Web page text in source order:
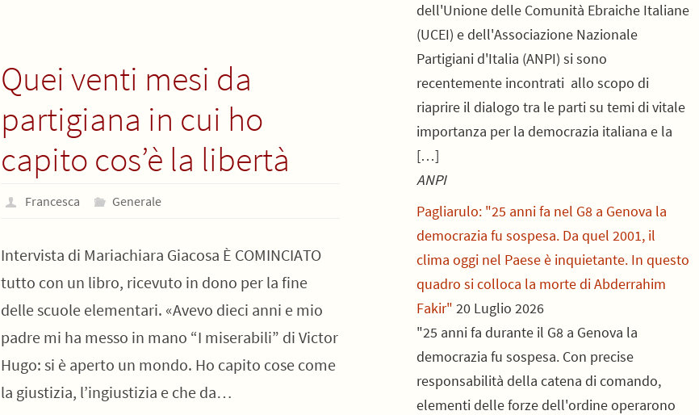
Quei venti mesi da
partigiana in cui ho
capito cos’è la libertà
Francesca Generale
Intervista di Mariachiara Giacosa È COMINCIATO
tutto con un libro, ricevuto in dono per la fine
delle scuole elementari. «Avevo dieci anni e mio
padre mi ha messo in mano “I miserabili” di Victor
Hugo: si è aperto un mondo. Ho capito cose come
la giustizia, l’ingiustizia e che da…
dell'Unione delle Comunità Ebraiche Italiane
(UCEI) e dell'Associazione Nazionale
Partigiani d'Italia (ANPI) si sono
recentemente incontrati allo scopo di
riaprire il dialogo tra le parti su temi di vitale
importanza per la democrazia italiana e la
[…]
ANPI
Pagliarulo: "25 anni fa nel G8 a Genova la
democrazia fu sospesa. Da quel 2001, il
clima oggi nel Paese è inquietante. In questo
quadro si colloca la morte di Abderrahim
Fakir" 20 Luglio 2026
"25 anni fa durante il G8 a Genova la
democrazia fu sospesa. Con precise
responsabilità della catena di comando,
elementi delle forze dell'ordine operarono